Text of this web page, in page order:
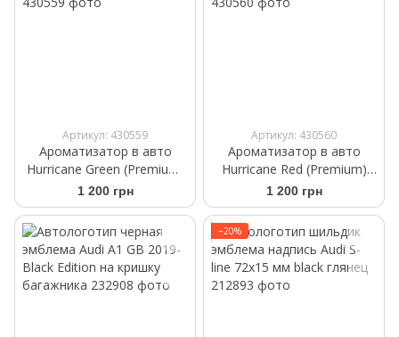
Артикул: 430559
Ароматизатор в авто
Hurricane Green (Premium)
Аромасаше на дефлектор
1 200 грн
Артикул: 430560
Ароматизатор в авто
Hurricane Red (Premium)
Аромасаше на дефлектор
1 200 грн
−20%